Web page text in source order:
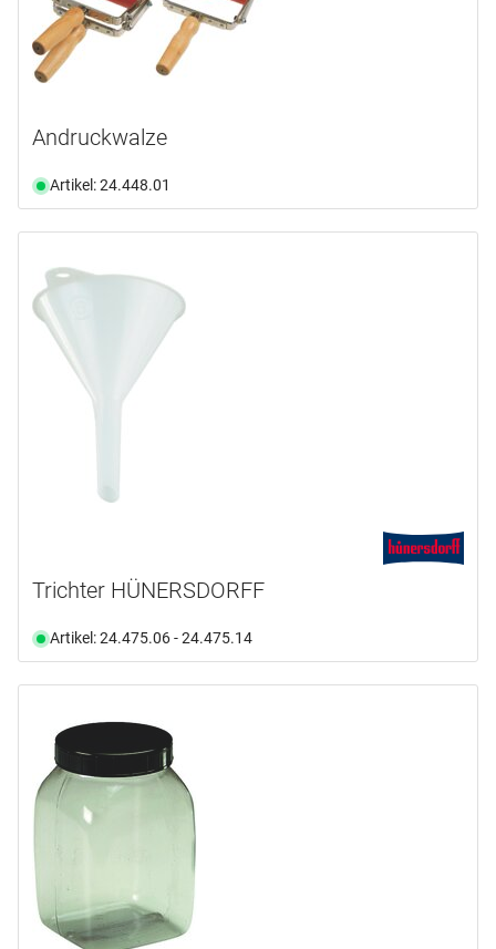
Andruckwalze
Artikel: 24.448.01
Trichter HÜNERSDORFF
Artikel: 24.475.06 - 24.475.14